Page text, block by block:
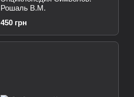
Рошаль В.М.
450 грн